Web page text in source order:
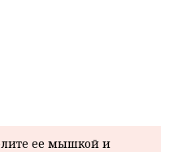
ее мышкой и